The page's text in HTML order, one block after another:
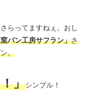
らってますねぇ。おし
パン工房サフラン」さ
。
」シンプル！